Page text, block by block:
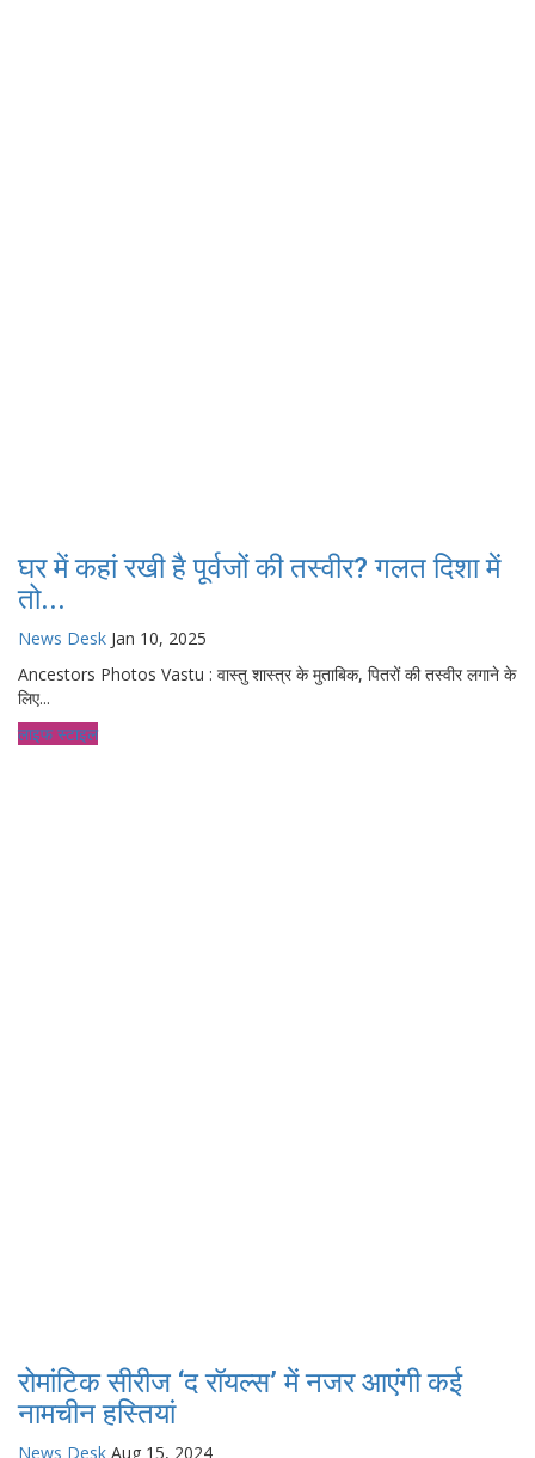
घर में कहां रखी है पूर्वजों की तस्वीर? गलत दिशा में
तो...
News Desk Jan 10, 2025
Ancestors Photos Vastu : वास्तु शास्त्र के मुताबिक, पितरों की तस्वीर लगाने के
लिए...
लाइफ स्टाइल
रोमांटिक सीरीज ‘द रॉयल्स’ में नजर आएंगी कई
नामचीन हस्तियां
News Desk Aug 15, 2024